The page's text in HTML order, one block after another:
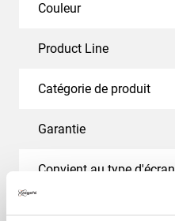
Couleur
Product Line
Catégorie de produit
Garantie
Convient au type d'écran